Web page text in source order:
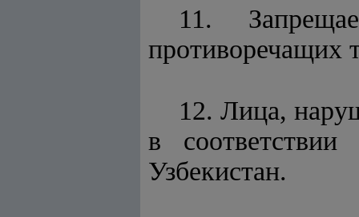
11.
противоречащих
12. Лица,
в соответствии
Узбекистан.